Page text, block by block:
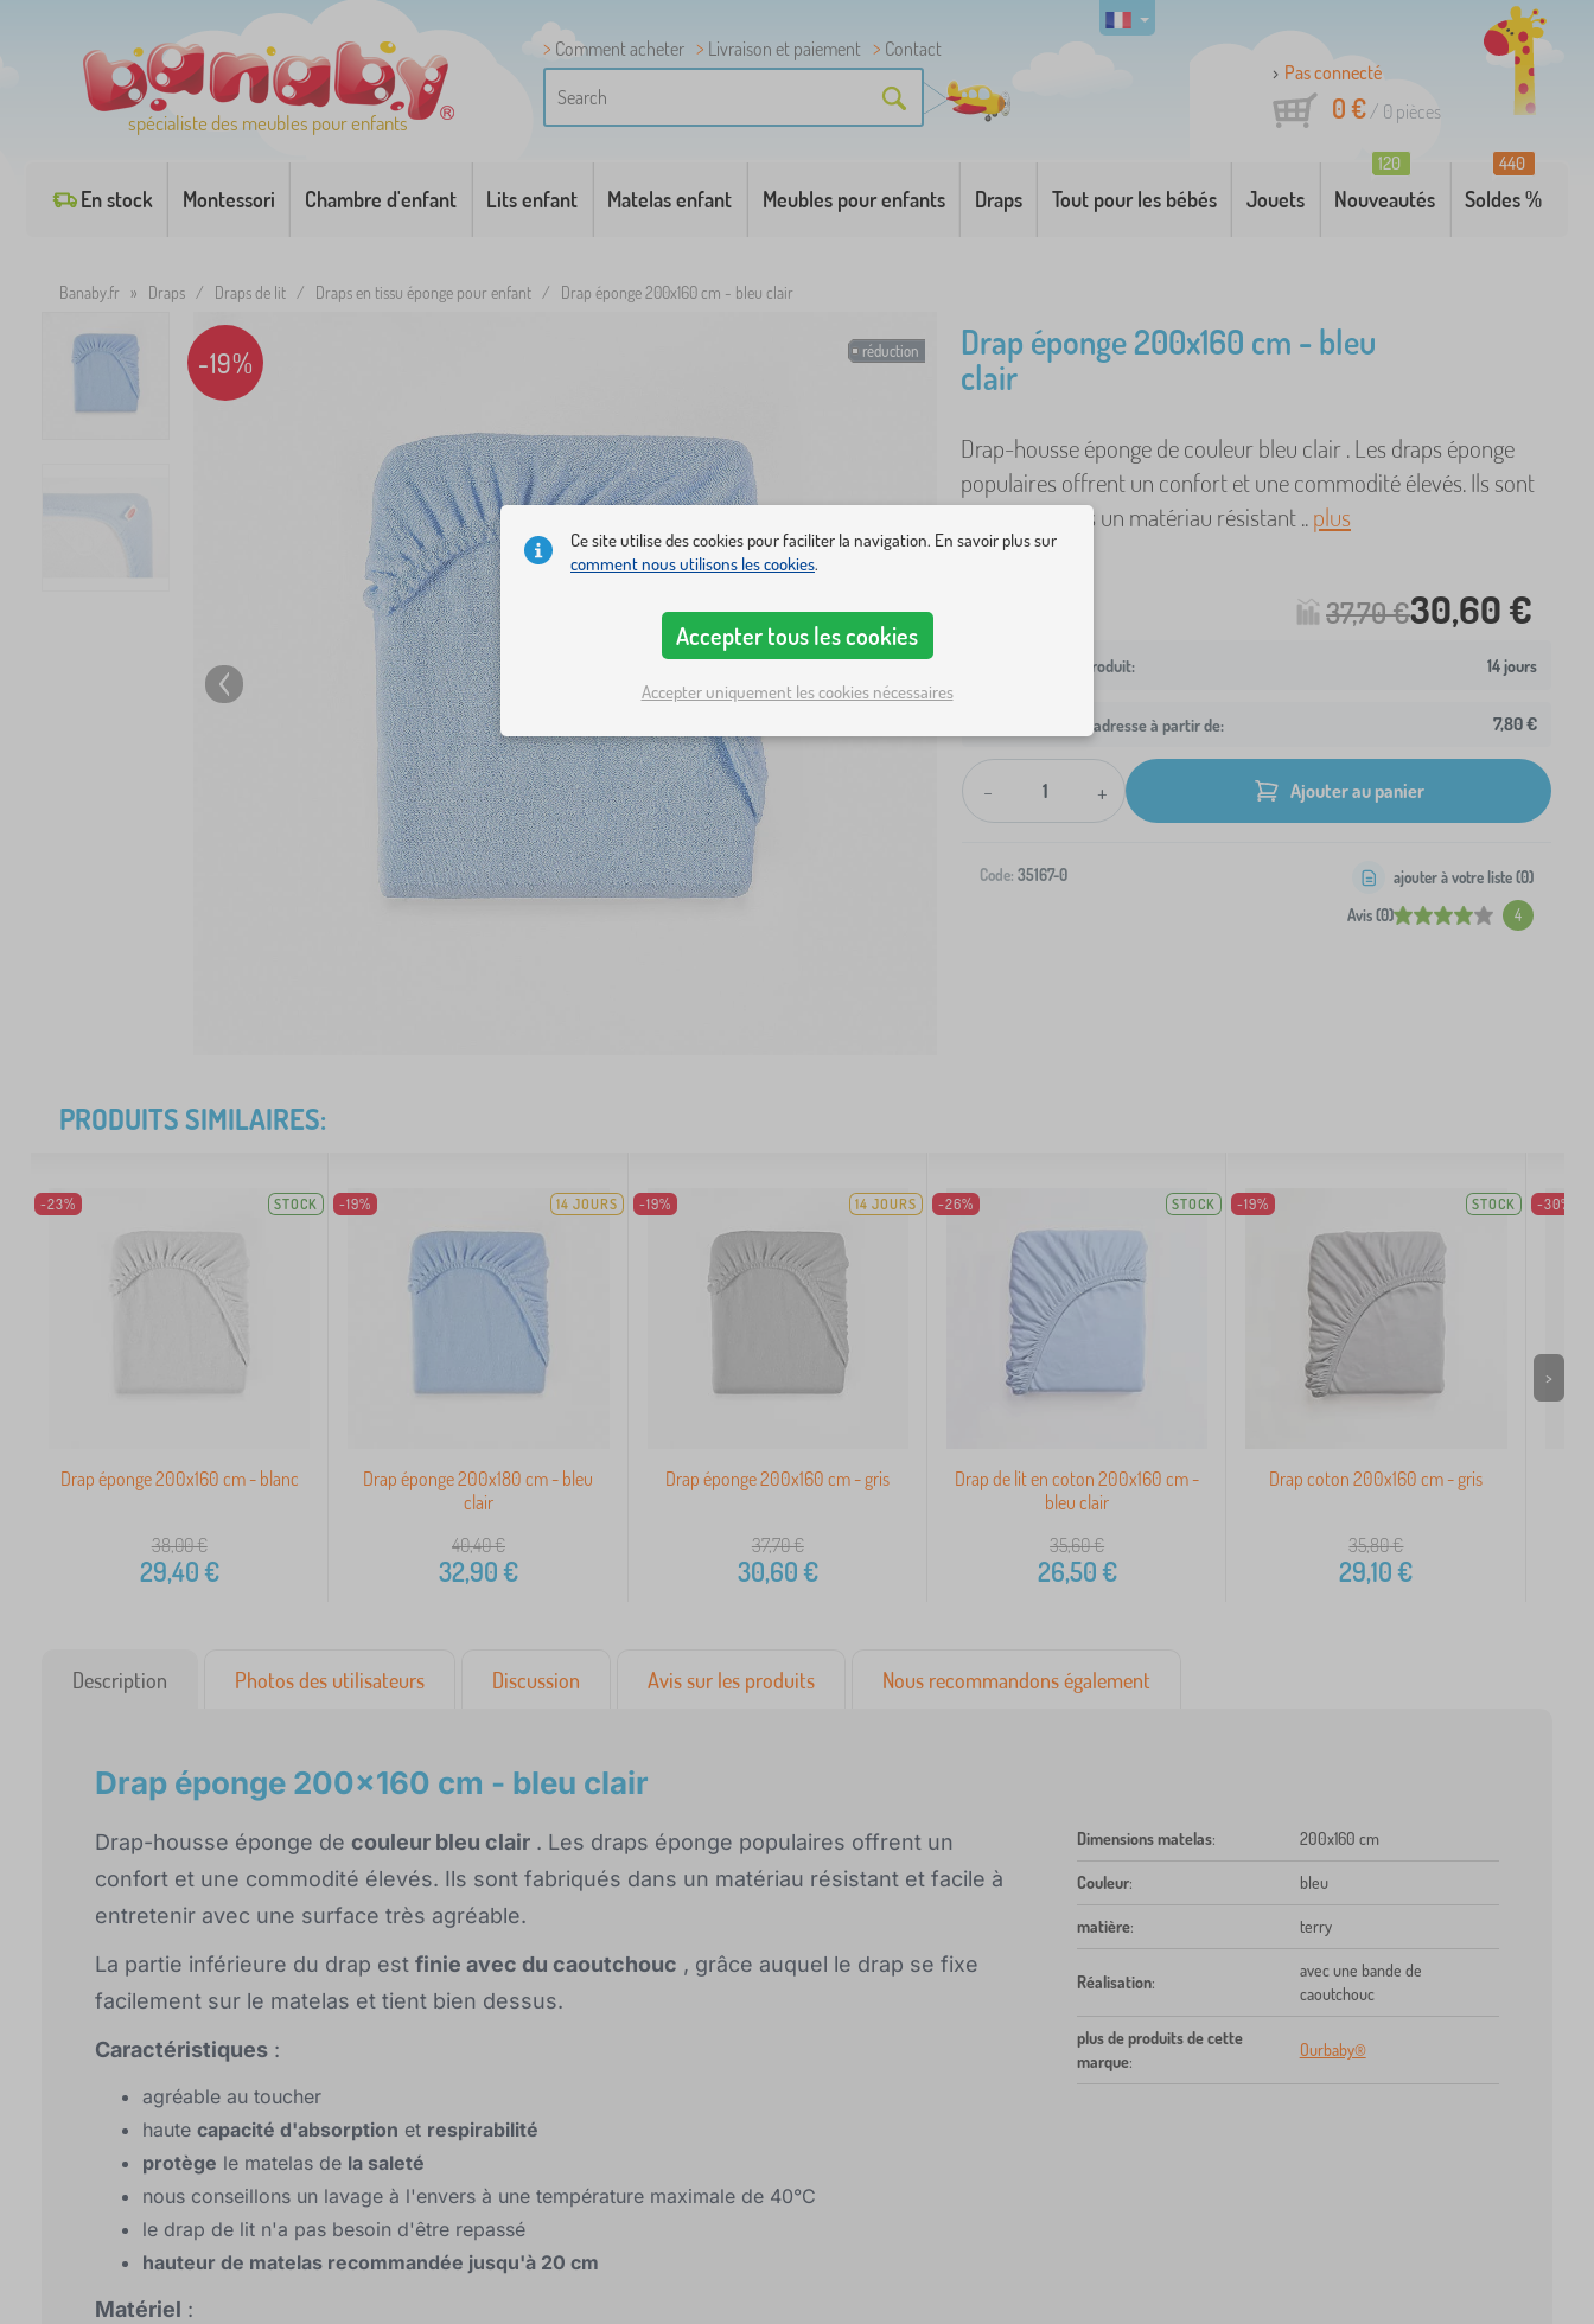
spécialiste des meubles pour enfants
Comment acheter Livraison et paiement
Contact
Pas connecté
0 €/ 0 pièces
En stock Montessori Chambre d'enfant Lits enfant Matelas enfant Meubles pour enfants Draps Tout pour les bébés Jouets Nouveautés
120
Soldes %
440
Banaby.fr » Draps / Draps de lit / Draps en tissu éponge pour enfant / Drap éponge 200x160 cm - bleu clair
réduction
-19%
Drap éponge 200x160 cm - bleu
clair
Drap-housse éponge de couleur bleu clair . Les draps éponge
populaires offrent un confort et une commodité élevés. Ils sont
fabriqués dans un matériau résistant ..plus
37,70 €30,60 €
14 jours
Livraison à votre adresse à partir de: 7,80 €
- + Ajouter au panier
Code: 35167-0
Avis (0) 4
ajouter à votre liste (0)
PRODUITS SIMILAIRES:
-23% STOCK
Drap éponge 200x160 cm - blanc
38,00€
29,40€
-19% 14 JOURS
Drap éponge 200x180 cm - bleu
clair
40,40€
32,90€
-19% 14 JOURS
Drap éponge 200x160 cm - gris
37,70€
30,60€
-26% STOCK
Drap de lit en coton 200x160 cm -
bleu clair
35,60€
26,50€
-19% STOCK
Drap coton 200x160 cm - gris
35,80€
29,10€
-30%
>
Description Photos des utilisateurs Discussion Avis sur les produits Nous recommandons également
Drap éponge 200x160 cm - bleu clair
Drap-housse éponge de couleur bleu clair . Les draps éponge populaires offrent un
confort et une commodité élevés. Ils sont fabriqués dans un matériau résistant et facile à
entretenir avec une surface très agréable.
La partie inférieure du drap est finie avec du caoutchouc , grâce auquel le drap se fixe
facilement sur le matelas et tient bien dessus.
Caractéristiques :
agréable au toucher
haute capacité d'absorption et respirabilité
protège le matelas de la saleté
nous conseillons un lavage à l'envers à une température maximale de 40°C
le drap de lit n'a pas besoin d'être repassé
hauteur de matelas recommandée jusqu'à 20 cm
Matériel :
Dimensions matelas: 200x160 cm
Couleur: bleu
matière: terry
Réalisation:
avec une bande de
caoutchouc
plus de produits de cette
marque:
Ourbaby®
Ce site utilise des cookies pour faciliter la navigation. En savoir plus sur
comment nous utilisons les cookies.
Accepter tous les cookies
Accepter uniquement les cookies nécessaires